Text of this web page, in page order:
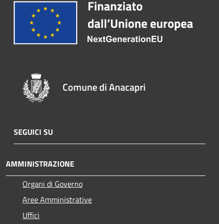
Comune di Anacapri
SEGUICI SU
AMMINISTRAZIONE
Organi di Governo
Aree Amministrative
Uffici